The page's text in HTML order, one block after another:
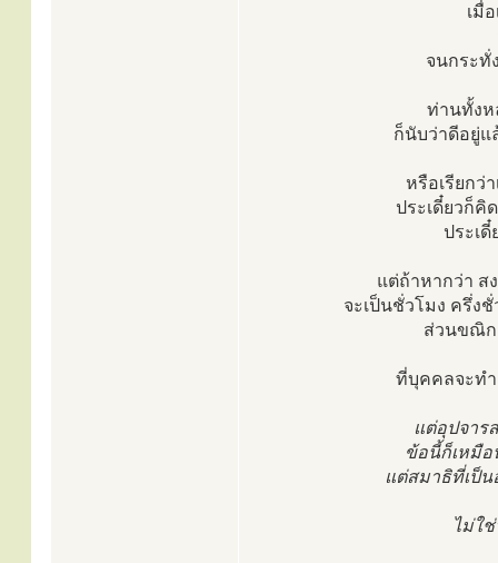
เมื่
จนกระทั่
ท่านทั้งห
ก็นับว่าดีอยู่แ
หรือเรียกว่
ประเดี๋ยวก็คิ
ประเ
แต่ถ้าหากว่า ส
จะเป็นชั่วโมง ครึ่ง
ส่วนขณิก
ที่บุคคลจะท
แต่อุปจาร
ข้อนี้ก็เหมื
แต่สมาธิที่เป็
ไม่ใ